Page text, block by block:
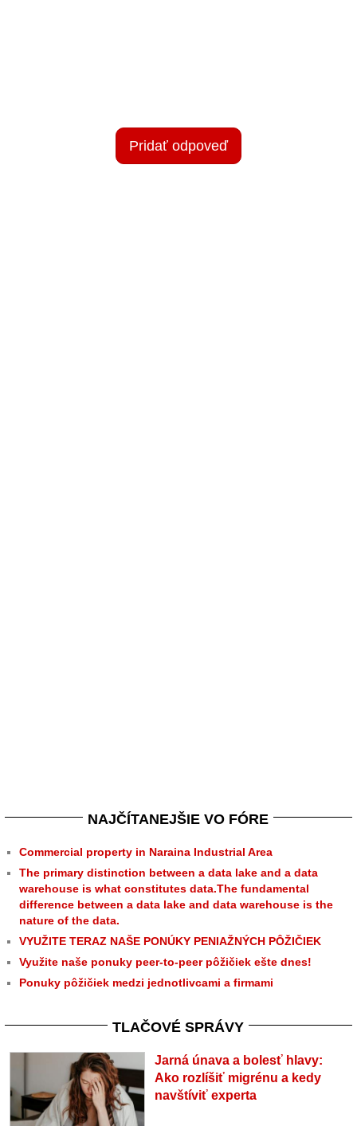
Pridať odpoveď
NAJČÍTANEJŠIE VO FÓRE
Commercial property in Naraina Industrial Area
The primary distinction between a data lake and a data
warehouse is what constitutes data.The fundamental
difference between a data lake and data warehouse is the
nature of the data.
VYUŽITE TERAZ NAŠE PONÚKY PENIAŽNÝCH PÔŽIČIEK
Využite naše ponuky peer-to-peer pôžičiek ešte dnes!
Ponuky pôžičiek medzi jednotlivcami a firmami
TLAČOVÉ SPRÁVY
Jarná únava a bolesť hlavy:
Ako rozlíšiť migrénu a kedy
navštíviť experta